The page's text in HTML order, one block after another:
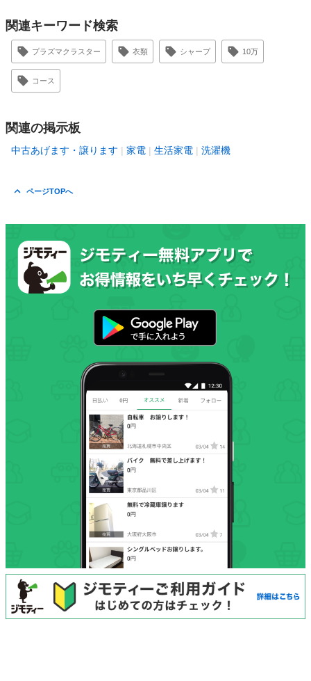
関連キーワード検索
プラズマクラスター 衣類 シャープ 10万
コース
関連の掲示板
中古あげます・譲ります 家電 生活家電 洗濯機
ページTOPへ